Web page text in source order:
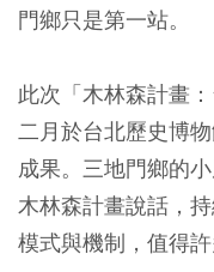
門鄉只是第一站。
此次「木林森計畫
二月於台北歷史博
成果。三地門鄉的
木林森計畫說話，
模式與機制，值得許